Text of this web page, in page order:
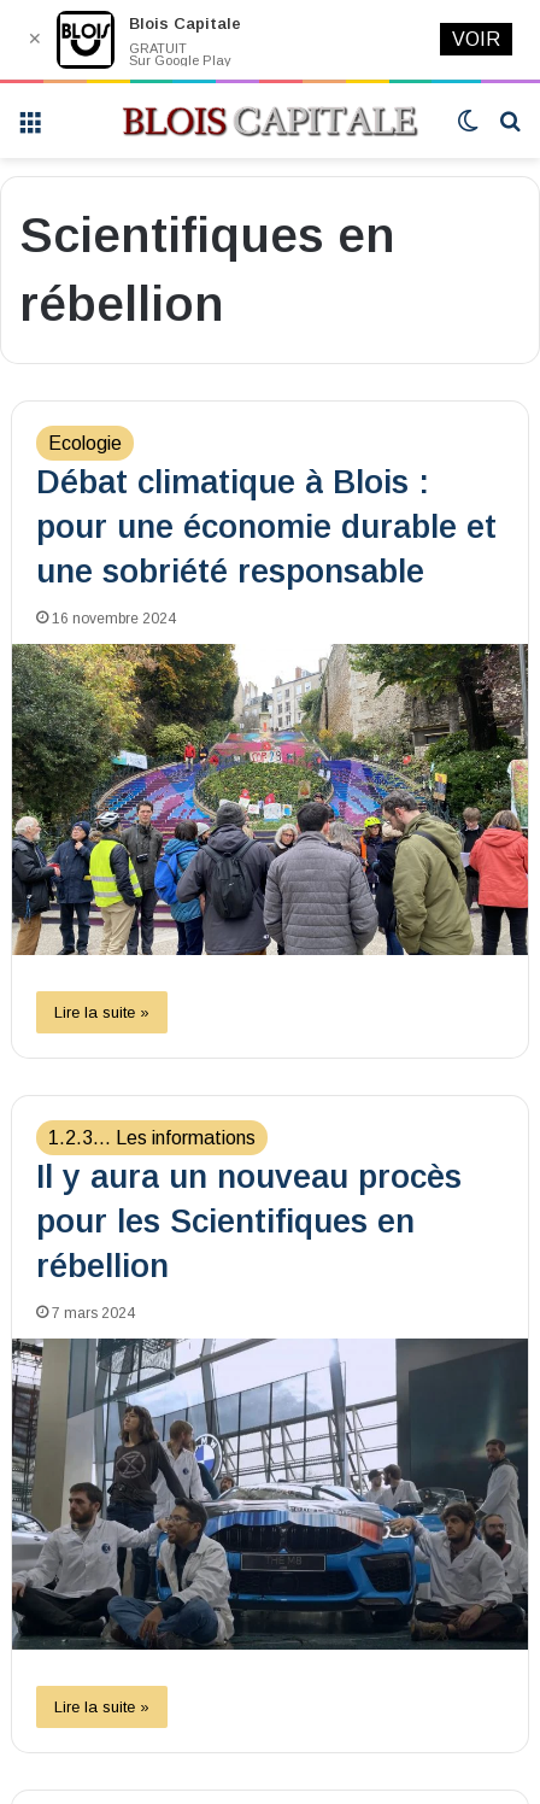
Switch
Scientifiques en
rébellion
Ecologie
Débat climatique à Blois :
pour une économie durable et
une sobriété responsable
16 novembre 2024
Lire la suite »
1.2.3... Les informations
Il y aura un nouveau procès
pour les Scientifiques en
rébellion
7 mars 2024
Lire la suite »
✕
Blois Capitale
GRATUIT
Sur Google Play
VOIR